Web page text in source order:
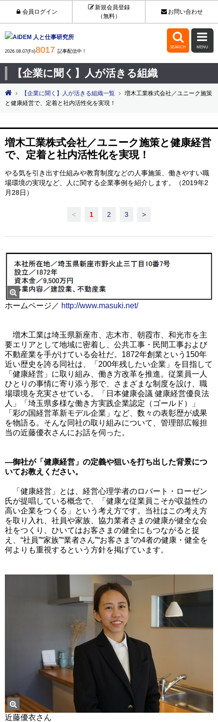
会員ログイン
新規会員登録
（無料）
お問い合わせ
2026.08.07(Fri)8017 記事配信中！

SEARCH

MENU
【企業に聞く】人が活きる組織
【企業に聞く】人が活きる組織一覧
増木工業株式会社／ユニーク施策
と健康経営で、定着と社内活性化を実現！
増木工業株式会社／ユニーク施策と健康経営
で、定着と社内活性化を実現！
やる気を引き出す仕組みや教育制度などの人事施策、働きやすい職
場環境の実現など、人に関する企業事例を紹介します。（2019年2
月28日）
< 1 2 3 >
ホームページ／ http://www.masuki.net/
増木工業は埼玉県新座市、志木市、朝霞市、和光市を主
要エリアとして地域に密着し、公共工事・民間工事および
不動産業を手がけている会社だ。1872年創業という150年
近い歴史を誇る同社は、「200年残したい企業」を目指して
「健康経営」に取り組み、働き方改革を推進。従業員一人
ひとりの事情に寄り添う形で、さまざまな制度を設け、職
場環境を充実させている。「日本健康会議 健康経営優良法
人」「埼玉県多様な働き方実践企業認定（ゴールド）」
「彩の国経営革新モデル企業」など、数々の表彰歴が成果
を物語る。そんな同社の取り組みについて、管理部広報担
当の近藤優衣さんにお話を伺った。
―御社が「健康経営」の定義や狙いを打ち出した背景につ
いてお教えください。
「健康経営」とは、経営心理学者のロバート・ローゼン
氏が提唱している概念で、「健康な従業員こそが収益性の
高い企業をつくる」という考え方です。当社はこの考え方
を取り入れ、社員や家族、協力業者さまの健康が健全な会
社をつくり、ひいてはお客さまの健全にもつながると捉
え、“社員”“家族”“業者さん”“お客さま”の4者の健康・健全を
何よりも重視するという方針を掲げています。
近藤優衣さん